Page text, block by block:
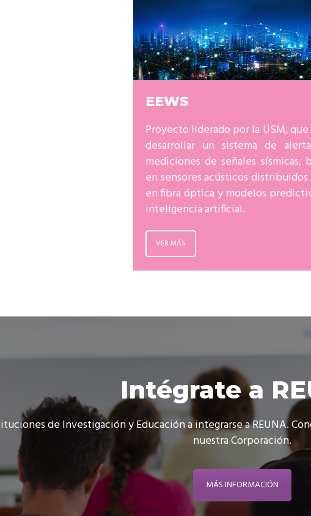
EEWS
Proyecto liderado por la USM, que
desarrollar un sistema de
mediciones de señales sísmicas,
en sensores acústicos distribuidos
en fibra óptica y modelos
inteligencia artificial.
VER MÁS
Intégrate a
de Investigación y Educación a integrarse a REUNA.
nuestra Corporación.
MÁS INFORMACIÓN